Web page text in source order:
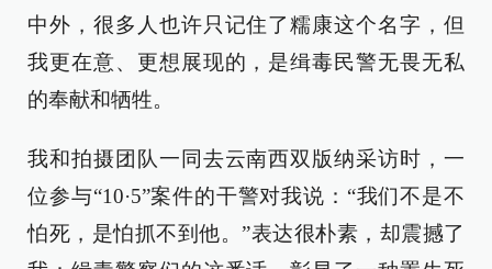
中外，很多人也许只记住了糯康这个名字，但
我更在意、更想展现的，是缉毒民警无畏无私
的奉献和牺牲。
我和拍摄团队一同去云南西双版纳采访时，一
位参与“10·5”案件的干警对我说：“我们不是不
怕死，是怕抓不到他。”表达很朴素，却震撼了